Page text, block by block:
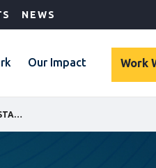
NEWS
Our Impact Work